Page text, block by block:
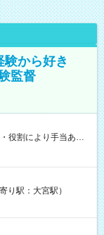
から好き
監督
）オプションあ
どで給与の一部を受け
1時間） 時給1,300円
割により時給＋100
憩なし） 時給1,300
交通費 【試用期
り駅：大宮駅）